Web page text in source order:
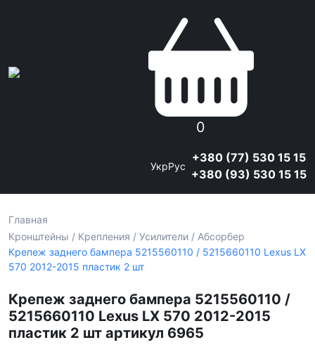
0
УкрРус
+380 (77) 530 15 15
+380 (93) 530 15 15
Главная
Кронштейны / Крепления / Усилители / Абсорбер
Крепеж заднего бампера 5215560110 / 5215660110 Lexus LX
570 2012-2015 пластик 2 шт
Крепеж заднего бампера 5215560110 /
5215660110 Lexus LX 570 2012-2015
пластик 2 шт артикул 6965